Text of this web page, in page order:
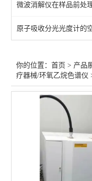
白酒气相色谱仪
大气/室内空气气相色
热裂解/热解析/脱附仪
食品药品食用油气相色
微波消解仪在样品前处
原子吸收分光光度计的
你的位置：首页 > 产品
疗器械/环氧乙烷色谱仪